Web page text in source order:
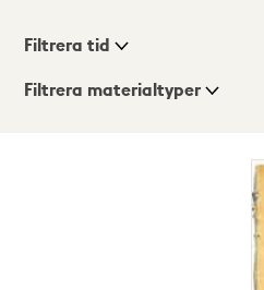
Visningsläge
Filtrera tid
Filtrera materialtyper